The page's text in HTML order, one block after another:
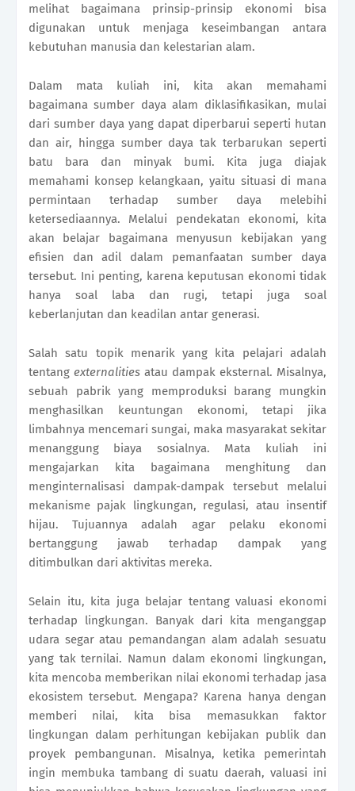
melihat bagaimana prinsip-prinsip ekonomi bisa
digunakan untuk menjaga keseimbangan antara
kebutuhan manusia dan kelestarian alam.
Dalam mata kuliah ini, kita akan memahami
bagaimana sumber daya alam diklasifikasikan, mulai
dari sumber daya yang dapat diperbarui seperti hutan
dan air, hingga sumber daya tak terbarukan seperti
batu bara dan minyak bumi. Kita juga diajak
memahami konsep kelangkaan, yaitu situasi di mana
permintaan terhadap sumber daya melebihi
ketersediaannya. Melalui pendekatan ekonomi, kita
akan belajar bagaimana menyusun kebijakan yang
efisien dan adil dalam pemanfaatan sumber daya
tersebut. Ini penting, karena keputusan ekonomi tidak
hanya soal laba dan rugi, tetapi juga soal
keberlanjutan dan keadilan antar generasi.
Salah satu topik menarik yang kita pelajari adalah
tentang externalities atau dampak eksternal. Misalnya,
sebuah pabrik yang memproduksi barang mungkin
menghasilkan keuntungan ekonomi, tetapi jika
limbahnya mencemari sungai, maka masyarakat sekitar
menanggung biaya sosialnya. Mata kuliah ini
mengajarkan kita bagaimana menghitung dan
menginternalisasi dampak-dampak tersebut melalui
mekanisme pajak lingkungan, regulasi, atau insentif
hijau. Tujuannya adalah agar pelaku ekonomi
bertanggung jawab terhadap dampak yang
ditimbulkan dari aktivitas mereka.
Selain itu, kita juga belajar tentang valuasi ekonomi
terhadap lingkungan. Banyak dari kita menganggap
udara segar atau pemandangan alam adalah sesuatu
yang tak ternilai. Namun dalam ekonomi lingkungan,
kita mencoba memberikan nilai ekonomi terhadap jasa
ekosistem tersebut. Mengapa? Karena hanya dengan
memberi nilai, kita bisa memasukkan faktor
lingkungan dalam perhitungan kebijakan publik dan
proyek pembangunan. Misalnya, ketika pemerintah
ingin membuka tambang di suatu daerah, valuasi ini